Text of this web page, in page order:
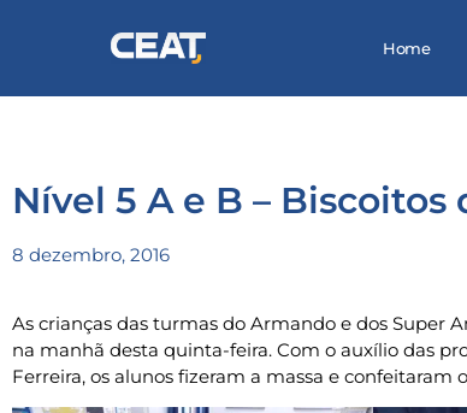
Home
Nível 5 A e B – Biscoitos
8 dezembro, 2016
As crianças das turmas do Armando e dos Super
na manhã desta quinta-feira. Com o auxílio das
Ferreira, os alunos fizeram a massa e confeitaram